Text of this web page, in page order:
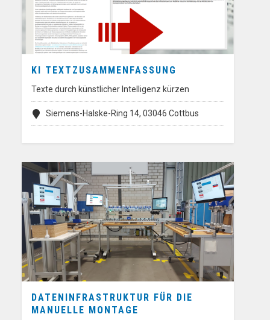
KI TEXTZUSAMMENFASSUNG
Texte durch künstlicher Intelligenz kürzen
Siemens-Halske-Ring 14, 03046 Cottbus
DATENINFRASTRUKTUR FÜR DIE
MANUELLE MONTAGE